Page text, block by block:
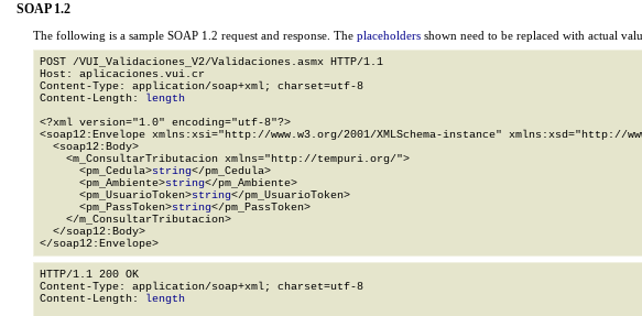
SOAP 1.2
The following is a sample SOAP 1.2 request and response. The placeholders shown need to be replaced with actual
POST /VUI_Validaciones_V2/Validaciones.asmx HTTP/1.1
Host: aplicaciones.vui.cr
Content-Type: application/soap+xml; charset=utf-8
Content-Length: length
<?xml version="1.0" encoding="utf-8"?>
<soap12:Envelope xmlns:xsi="http://www.w3.org/2001/XMLSchema-instance" xmlns:xsd="http://
  <soap12:Body>
    <m_ConsultarTributacion xmlns="http://tempuri.org/">
      <pm_Cedula>
string</pm_Cedula>
      <pm_Ambiente>
string</pm_Ambiente>
      <pm_UsuarioToken>
string</pm_UsuarioToken>
      <pm_PassToken>
string</pm_PassToken>
    </m_ConsultarTributacion>
  </soap12:Body>
</soap12:Envelope>
HTTP/1.1 200 OK
Content-Type: application/soap+xml; charset=utf-8
Content-Length: length